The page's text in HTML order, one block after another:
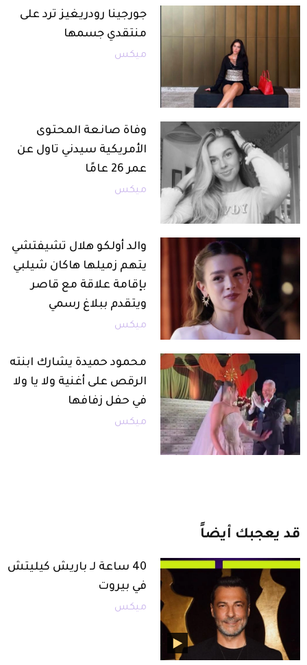
جورجينا رودريغيز ترد على
منتقدي جسمها
ميكس
وفاة صانعة المحتوى
الأمريكية سيدني تاول عن
عمر 26 عامًا
ميكس
والد أولكو هلال تشيفتشي
يتهم زميلها هاكان شيلبي
بإقامة علاقة مع قاصر
ويتقدم ببلاغ رسمي
ميكس
محمود حميدة يشارك ابنته
الرقص على أغنية ولا يا ولا
في حفل زفافها
ميكس
قد يعجبك أيضاً
40 ساعة لـ باريش كيليتش
في بيروت
ميكس